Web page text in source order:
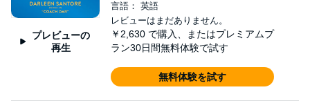
プレビューの
再生
言語： 英語
レビューはまだありません。
￥2,630 で購入、またはプレミアムプ
ラン30日間無料体験で試す
無料体験を試す